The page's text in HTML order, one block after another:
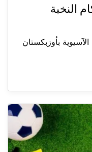
النخبة
بأوزبكستان